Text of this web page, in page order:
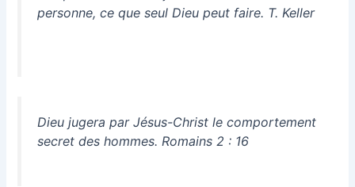
personne, ce que seul Dieu peut faire. T. Keller
Dieu jugera par Jésus-Christ le comportement
secret des hommes. Romains 2 : 16